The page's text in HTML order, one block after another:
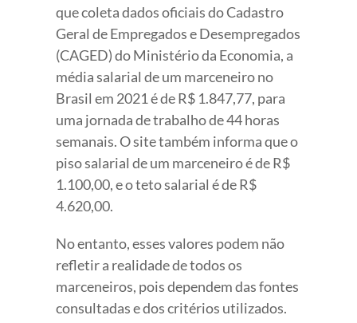
que coleta dados oficiais do Cadastro
Geral de Empregados e Desempregados
(CAGED) do Ministério da Economia, a
média salarial de um marceneiro no
Brasil em 2021 é de R$ 1.847,77, para
uma jornada de trabalho de 44 horas
semanais. O site também informa que o
piso salarial de um marceneiro é de R$
1.100,00, e o teto salarial é de R$
4.620,00.
No entanto, esses valores podem não
refletir a realidade de todos os
marceneiros, pois dependem das fontes
consultadas e dos critérios utilizados.